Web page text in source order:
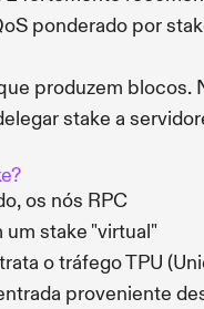
ponderado por
produzem blocos.
stake a
os nós RPC
stake "virtual"
o tráfego TPU
proveniente